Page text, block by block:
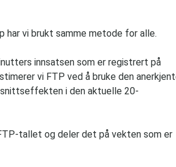
har vi brukt samme metode for alle.
innsatsen som er registrert på
vi FTP ved å bruke den
i den aktuelle 20-
tallet og deler det på vekten som er